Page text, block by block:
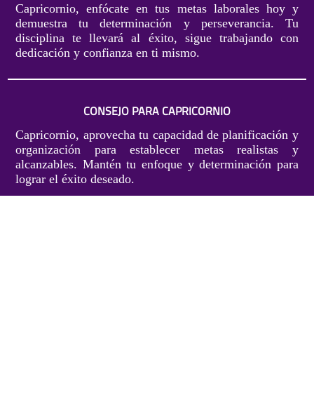
Capricornio, enfócate en tus metas laborales hoy y
demuestra tu determinación y perseverancia. Tu
disciplina te llevará al éxito, sigue trabajando con
dedicación y confianza en ti mismo.
CONSEJO PARA CAPRICORNIO
Capricornio, aprovecha tu capacidad de planificación y
organización para establecer metas realistas y
alcanzables. Mantén tu enfoque y determinación para
lograr el éxito deseado.